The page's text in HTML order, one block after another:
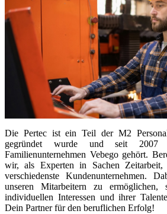
Die Pertec ist ein Teil der M2
gegründet wurde und seit 2007
Familienunternehmen Vebego gehört.
wir, als Experten in Sachen Zeitarbeit,
verschiedenste Kundenunternehmen.
unseren Mitarbeitern zu ermöglichen,
individuellen Interessen und ihrer
Dein Partner für den beruflichen Erfolg!